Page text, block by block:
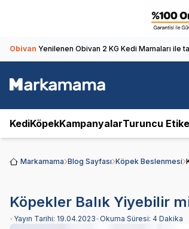
Obivan Yenilenen Obivan 2 KG Kedi Mamaları ile
KediKöpekKampanyalarTuruncu
Markamama Blog Sayfası Köpek Beslenmesi
Köpekler Balık Yiyebilir
• Yayın Tarihi: 19.04.2023•Okuma Süresi: 4 Dakika